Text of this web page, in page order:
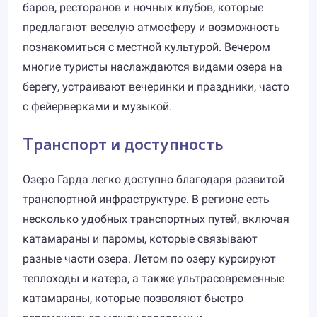
баров, ресторанов и ночных клубов, которые
предлагают веселую атмосферу и возможность
познакомиться с местной культурой. Вечером
многие туристы наслаждаются видами озера на
берегу, устраивают вечеринки и праздники, часто
с фейерверками и музыкой.
Транспорт и доступность
Озеро Гарда легко доступно благодаря развитой
транспортной инфраструктуре. В регионе есть
несколько удобных транспортных путей, включая
катамараны и паромы, которые связывают
разные части озера. Летом по озеру курсируют
теплоходы и катера, а также ультрасовременные
катамараны, которые позволяют быстро